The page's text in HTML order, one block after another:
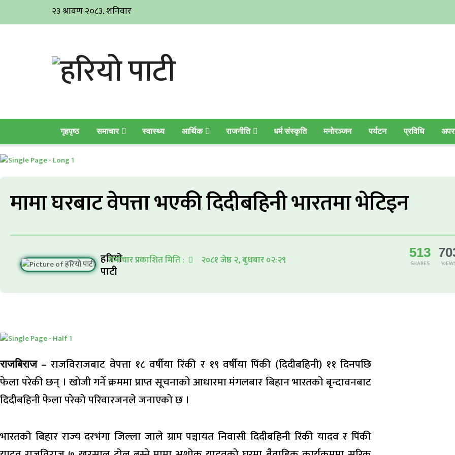
गृहपृष्ठ समाचार स्वास्थ्य आर्थिक राजनीति धर्म संस्कृति मनोरञ्जन पर्यटन प्रविधि
मामा घरबाट वेपत्ता भएकी दिदीबहिनी भारतमा भेटिइन
हरियो
पाटी
समाचार प्रकाशित मिति : २०८१ जेष्ठ २, बुधबार ०२:२९ 513
SHARES
राजबिराज– राजविराजबाट वेपत्ता १८ वर्षीया रिंकी र १९ वर्षीया पिंकी (दिदीबहिनी) ११ दिनपछि
फेला परेकी छन् । खोजी गर्ने क्रममा प्राप्त सूचनाको आधारमा मंगलबार बिहान भारतको बृन्दावनबाट
दिदीबहिनी फेला परेको परिवारजनले जनाएको छ ।
भारतको बिहार राज्य दरभंगा जिल्ला जाले ग्राम पञ्चायत निवासी दिदीबहिनी रिंकी यादव र पिंकी